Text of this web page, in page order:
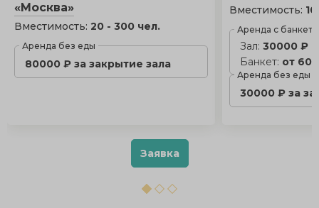
«Москва»
Вместимость: 20 - 300 чел.
Аренда без еды
80000 ₽ за закрытие зала
Вместимость:
Аренда с
Зал:30000 ₽
Банкет: от
Аренда без еды
30000 ₽ за
Заявка